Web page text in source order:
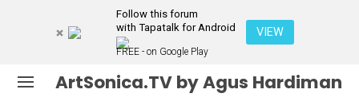
Follow this forum
with Tapatalk for Android
FREE - on Google Play
VIEW
Skip
ArtSonica.TV by Agus Hardiman
SITE